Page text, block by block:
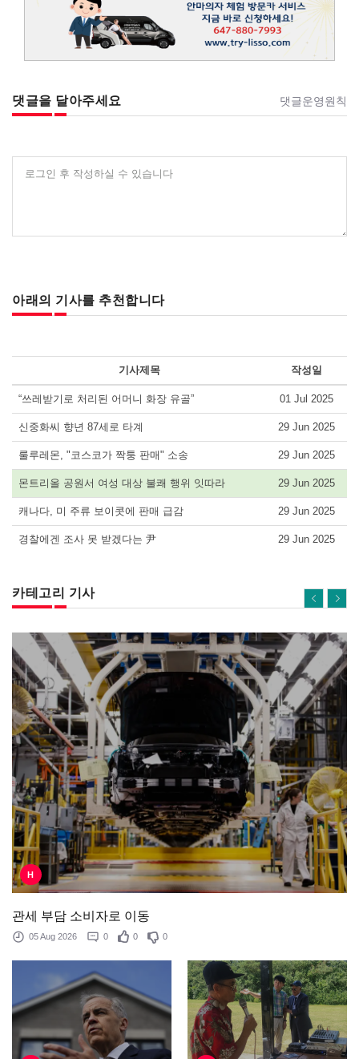
댓글을 달아주세요 댓글운영원칙
로그인 후 작성하실 수 있습니다
아래의 기사를 추천합니다
기사제목 작성일
“쓰레받기로 처리된 어머니 화장 유골” 01 Jul 2025
신중화씨 향년 87세로 타계 29 Jun 2025
룰루레몬, "코스코가 짝퉁 판매" 소송 29 Jun 2025
몬트리올 공원서 여성 대상 불쾌 행위 잇따라 29 Jun 2025
캐나다, 미 주류 보이콧에 판매 급감 29 Jun 2025
경찰에겐 조사 못 받겠다는 尹 29 Jun 2025
카테고리 기사
H
관세 부담 소비자로 이동
05 Aug 2026 0 0 0